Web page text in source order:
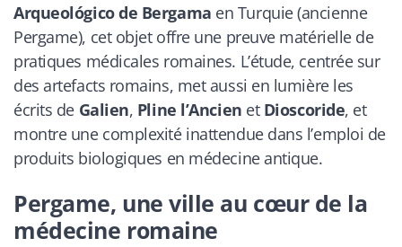
Arqueológico de Bergama en Turquie (ancienne
Pergame), cet objet offre une preuve matérielle de
pratiques médicales romaines. L’étude, centrée sur
des artefacts romains, met aussi en lumière les
écrits de Galien, Pline l’Ancien et Dioscoride, et
montre une complexité inattendue dans l’emploi de
produits biologiques en médecine antique.
Pergame, une ville au cœur de la
médecine romaine